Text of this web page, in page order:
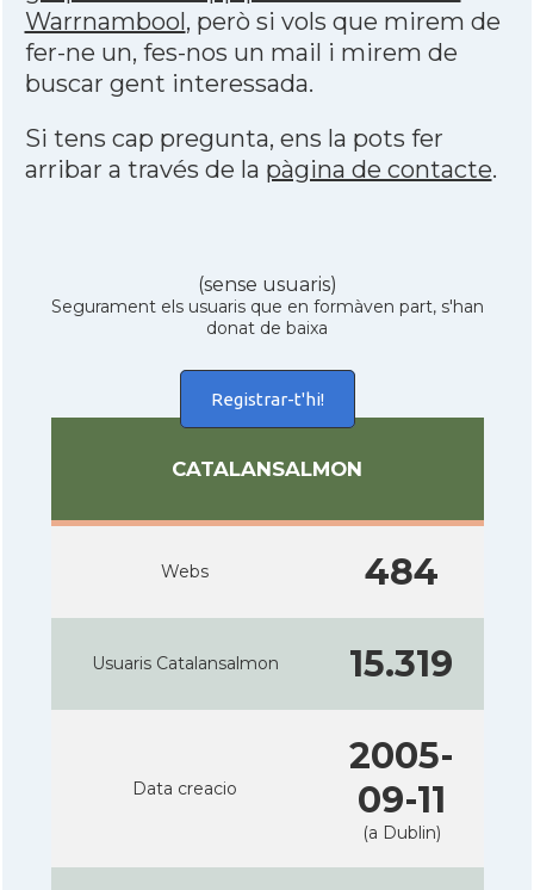
Warrnambool, però si vols que mirem de
fer-ne un, fes-nos un mail i mirem de
buscar gent interessada.
Si tens cap pregunta, ens la pots fer
arribar a través de la pàgina de contacte.
(sense usuaris)
Segurament els usuaris que en formàven part, s'han
donat de baixa
Registrar-t'hi!
CATALANSALMON
Webs 484
Usuaris Catalansalmon 15.319
Data creacio
2005-
09-11
(a Dublin)